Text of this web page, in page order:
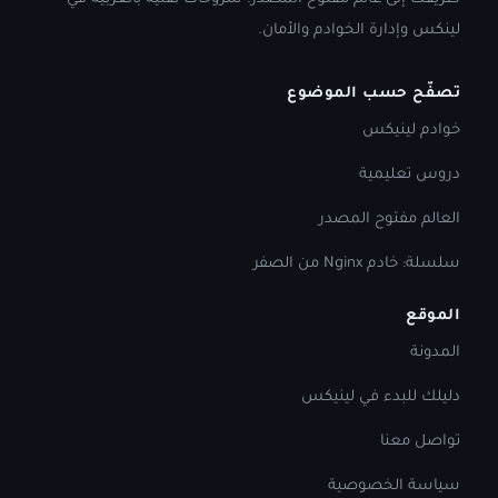
لينكس وإدارة الخوادم والأمان.
تصفّح حسب الموضوع
خوادم لينيكس
دروس تعليمية
العالم مفتوح المصدر
سلسلة: خادم Nginx من الصفر
الموقع
المدونة
دليلك للبدء في لينيكس
تواصل معنا
سياسة الخصوصية